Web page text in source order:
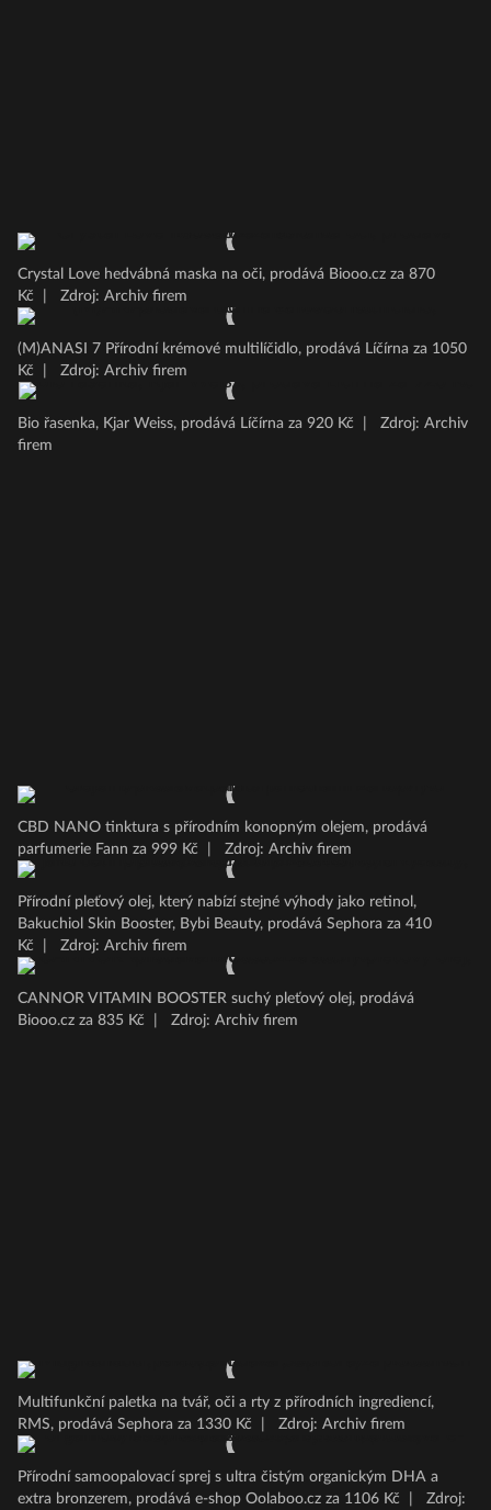
Crystal Love hedvábná maska na oči, prodává Biooo.cz za 870
Kč
Zdroj: Archiv firem
(M)ANASI 7 Přírodní krémové multilíčidlo, prodává Líčírna za 1050
Kč
Zdroj: Archiv firem
Bio řasenka, Kjar Weiss, prodává Líčírna za 920 Kč
Zdroj: Archiv
firem
CBD NANO tinktura s přírodním konopným olejem, prodává
parfumerie Fann za 999 Kč
Zdroj: Archiv firem
Přírodní pleťový olej, který nabízí stejné výhody jako retinol,
Bakuchiol Skin Booster, Bybi Beauty, prodává Sephora za 410
Kč
Zdroj: Archiv firem
CANNOR VITAMIN BOOSTER suchý pleťový olej, prodává
Biooo.cz za 835 Kč
Zdroj: Archiv firem
Multifunkční paletka na tvář, oči a rty z přírodních ingrediencí,
RMS, prodává Sephora za 1330 Kč
Zdroj: Archiv firem
Přírodní samoopalovací sprej s ultra čistým organickým DHA a
extra bronzerem, prodává e-shop Oolaboo.cz za 1106 Kč
Zdroj: